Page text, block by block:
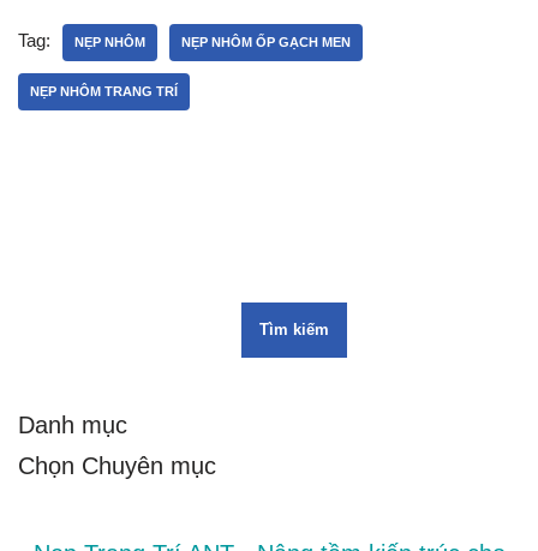
Tag: NẸP NHÔM NẸP NHÔM ỐP GẠCH MEN
NẸP NHÔM TRANG TRÍ
Tìm kiếm
Danh mục